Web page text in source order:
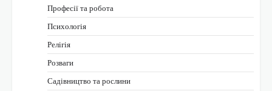
Професії та робота
Психологія
Релігія
Розваги
Садівництво та рослини